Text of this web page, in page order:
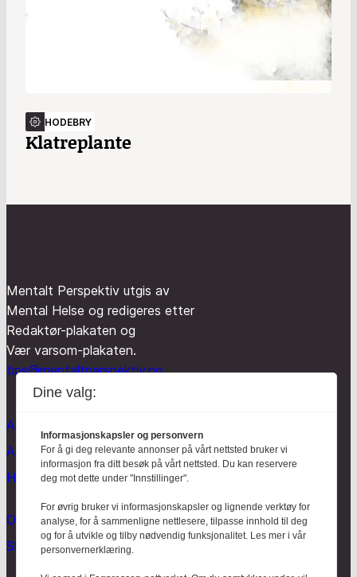
HODEBRY
Klatreplante
Mentalt Perspektiv utgis av
Mental Helse og redigeres etter
Redaktør-plakaten og
Vær varsom-plakaten.
tips@mentaltperspektiv.no
Aktuelt
Anmeldt
Hodebry
Om oss
Skrive for Hodebry
Dine valg:
Informasjonskapsler og personvern
For å gi deg relevante annonser på vårt nettsted bruker vi
informasjon fra ditt besøk på vårt nettsted. Du kan reservere
deg mot dette under "Innstillinger".
For øvrig bruker vi informasjonskapsler og lignende verktøy for
analyse, for å sammenligne nettlesere, tilpasse innhold til deg
og for å utvikle og tilby nødvendig funksjonalitet. Les mer i vår
personvernerklæring.